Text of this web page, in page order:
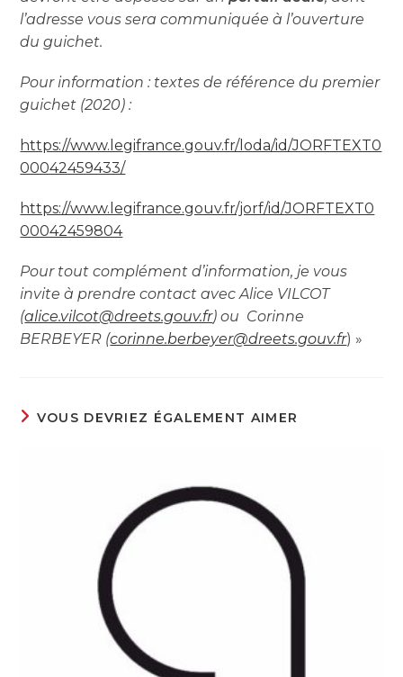
l’adresse vous sera communiquée à l’ouverture
du guichet.
Pour information : textes de référence du premier
guichet (2020) :
https://www.legifrance.gouv.fr/loda/id/JORFTEXT0
00042459433/
https://www.legifrance.gouv.fr/jorf/id/JORFTEXT0
00042459804
Pour tout complément d’information, je vous
invite à prendre contact avec Alice VILCOT
(alice.vilcot@dreets.gouv.fr) ou Corinne
BERBEYER (corinne.berbeyer@dreets.gouv.fr) »
VOUS DEVRIEZ ÉGALEMENT AIMER